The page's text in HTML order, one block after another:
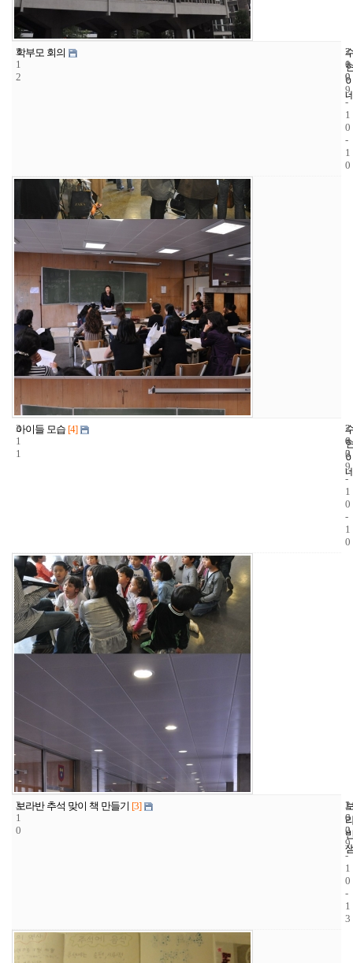
3
1
2
학부모 회의
2
1
9
2
0
0
9
-
1
0
-
1
0
3
1
1
아이들 모습 [4]
2
6
3
2
0
0
9
-
1
0
-
1
0
3
1
0
보라반 추석 맞이 책 만들기 [3]
1
6
2
2
0
0
9
-
1
0
-
1
3